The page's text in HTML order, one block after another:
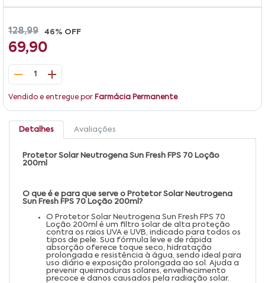
128,99 46% OFF
69,90
1
Vendido e entregue por Farmácia Permanente
Detalhes Avaliações
Protetor Solar Neutrogena Sun Fresh FPS 70 Loção
200ml
O que é e para que serve o Protetor Solar Neutrogena
Sun Fresh FPS 70 Loção 200ml ?
O Protetor Solar Neutrogena Sun Fresh FPS 70
Loção 200ml é um filtro solar de alta proteção
contra os raios UVA e UVB, indicado para todos os
tipos de pele. Sua fórmula leve e de rápida
absorção oferece toque seco, hidratação
prolongada e resistência à água, sendo ideal para
uso diário e exposição prolongada ao sol. Ajuda a
prevenir queimaduras solares, envelhecimento
precoce e danos causados pela radiação solar.